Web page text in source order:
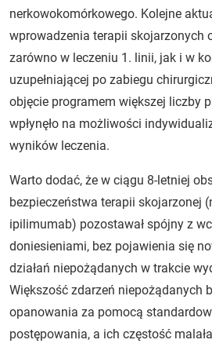
nerkowokomórkowego. Kolejne
wprowadzenia terapii skojarzonych
zarówno w leczeniu 1. linii, jak i w
uzupełniającej po zabiegu
objęcie programem większej liczby
wpłynęło na możliwości
wyników leczenia.
Warto dodać, że w ciągu 8-letniej
bezpieczeństwa terapii skojarzonej
ipilimumab) pozostawał spójny z
doniesieniami, bez pojawienia się
działań niepożądanych w trakcie
Większość zdarzeń niepożądanych
opanowania za pomocą
postępowania, a ich częstość